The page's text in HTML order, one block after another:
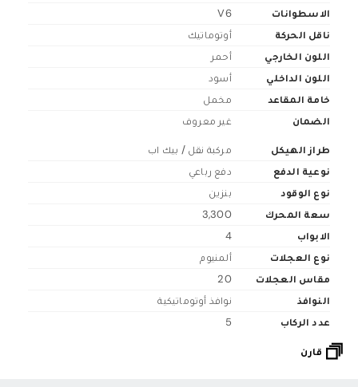
الاسطوانات
V6
ناقل الحركة
أوتوماتيك
اللون الخارجي
أحمر
اللون الداخلي
أسود
خامة المقاعد
مخمل
الضمان
غير معروف
طراز الهيكل
مركبة نقل / بيك اب
نوعية الدفع
دفع رباعي
نوع الوقود
بنزين
سعة المحرك
3,300
الابواب
4
نوع العجلات
ألمنيوم
مقاس العجلات
20
النوافذ
نوافذ أوتوماتيكية
عدد الركاب
5
قارن